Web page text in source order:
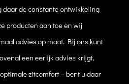
daar de constante ontwikkeling
producten aan toe en wij
advies op maat. Bij ons kunt
een eerlijk advies krijgt,
zitcomfort – bent u daar